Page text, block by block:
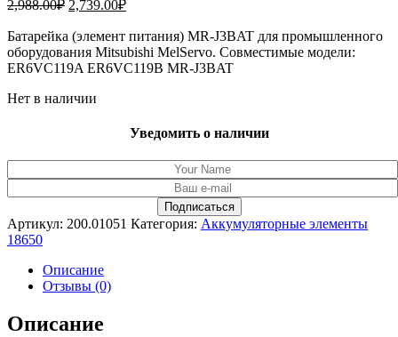
2,988.00₽
составляла
2,988.00₽.
2,739.00₽
2,739.00₽.
Батарейка (элемент питания) MR-J3BAT для промышленного
оборудования Mitsubishi MelServo. Совместимые модели:
ER6VC119A ER6VC119B MR-J3BAT
Нет в наличии
Уведомить о наличии
Артикул: 200.01051 Категория: Аккумуляторные элементы
18650
Описание
Отзывы (0)
Описание